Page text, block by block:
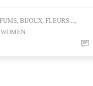
BIJOUX, FLEURS....,